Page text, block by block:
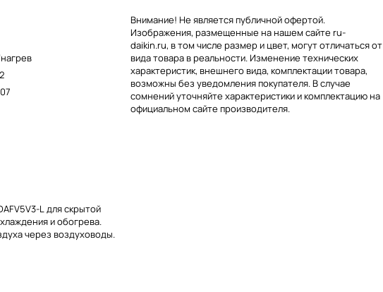
2
L для скрытой
и обогрева.
через воздуховоды.
Внимание! Не является публичной офертой.
Изображения, размещенные на нашем сайте ru-
daikin.ru, в том числе размер и цвет, могут отличаться от
вида товара в реальности. Изменение технических
характеристик, внешнего вида, комплектации товара,
возможны без уведомления покупателя. В случае
сомнений уточняйте характеристики и комплектацию на
официальном сайте производителя.